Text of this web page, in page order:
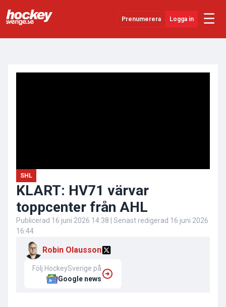
Prenumerera Logga in ☰
SHL
KLART: HV71 värvar
toppcenter från AHL
Publicerad 16 juni 2026 14:38 | Senast redigerad 16 juni 2026
16:44
Robin Olausson
Följ HockeySverige på
Google news